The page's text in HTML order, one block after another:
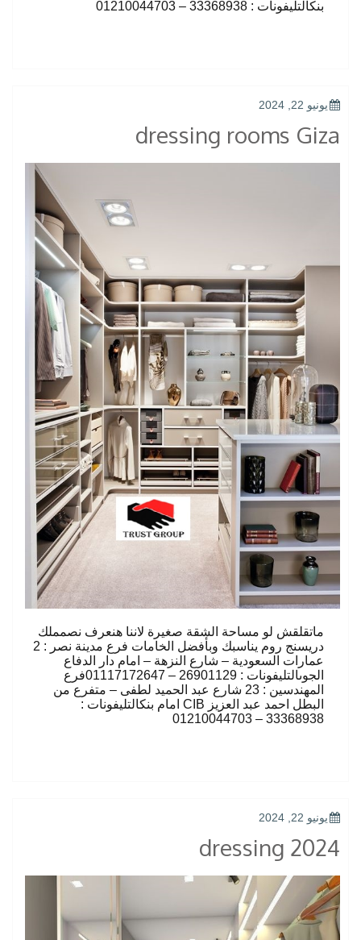
بنكالتليفونات : 33368938 – 01210044703
POSTED
يونيو 22, 2024
dressing rooms Giza
ماتقلقش لو مساحة الشقة صغيرة لاننا هنعرف نصمملك
دريسنج روم يناسبك وبأفضل الخامات فرع مدينة نصر : 2
عمارات السعودية – شارع النزهة – امام دار الدفاع
الجوىالتليفونات : 26901129 – 01117172647فرع
المهندسين : 23 شارع عبد الحميد لطفى – متفرع من
البطل احمد عبد العزيز CIB امام بنكالتليفونات :
33368938 – 01210044703
POSTED
يونيو 22, 2024
dressing 2024